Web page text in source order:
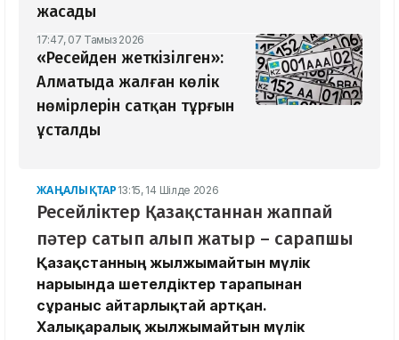
жасады
17:47, 07 Тамыз 2026
«Ресейден жеткізілген»:
Алматыда жалған көлік
нөмірлерін сатқан тұрғын
ұсталды
ЖАҢАЛЫҚТАР 13:15, 14 Шілде 2026
Ресейліктер Қазақстаннан жаппай
пәтер сатып алып жатыр – сарапшы
Қазақстанның жылжымайтын мүлік
нарығында шетелдіктер тарапынан
сұраныс айтарлықтай артқан.
Халықаралық жылжымайтын мүлік